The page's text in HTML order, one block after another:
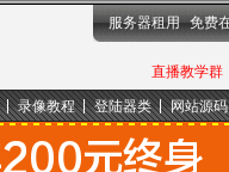
直播教学群
服务器租用 免费
录像教程 登陆器类 网站源码